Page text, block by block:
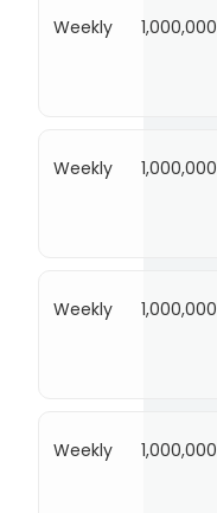
1,000,000
Weekly
1,000,000
Weekly
1,000,000
Weekly
1,000,000
Weekly